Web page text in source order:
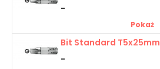
-
Pokaż
Bit Standard T5x25mm
-